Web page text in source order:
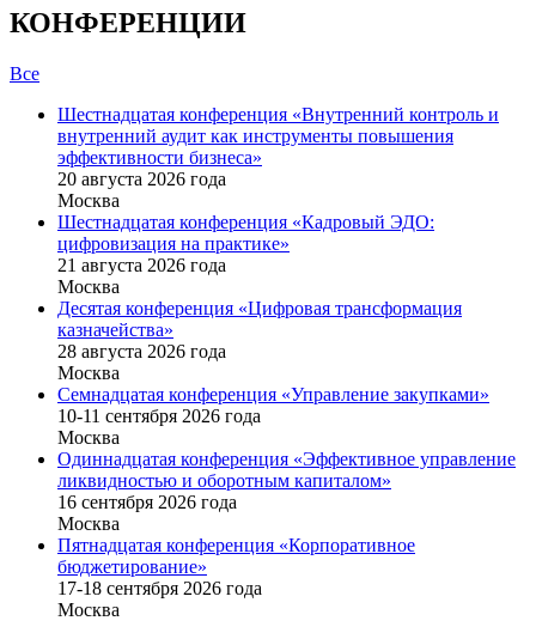
КОНФЕРЕНЦИИ
Все
Шестнадцатая конференция «Внутренний контроль и
внутренний аудит как инструменты повышения
эффективности бизнеса»
20 августа 2026 года
Москва
Шестнадцатая конференция «Кадровый ЭДО:
цифровизация на практике»
21 августа 2026 года
Москва
Десятая конференция «Цифровая трансформация
казначейства»
28 августа 2026 года
Москва
Семнадцатая конференция «Управление закупками»
10-11 сентября 2026 года
Москва
Одиннадцатая конференция «Эффективное управление
ликвидностью и оборотным капиталом»
16 cентября 2026 года
Москва
Пятнадцатая конференция «Корпоративное
бюджетирование»
17-18 сентября 2026 года
Москва